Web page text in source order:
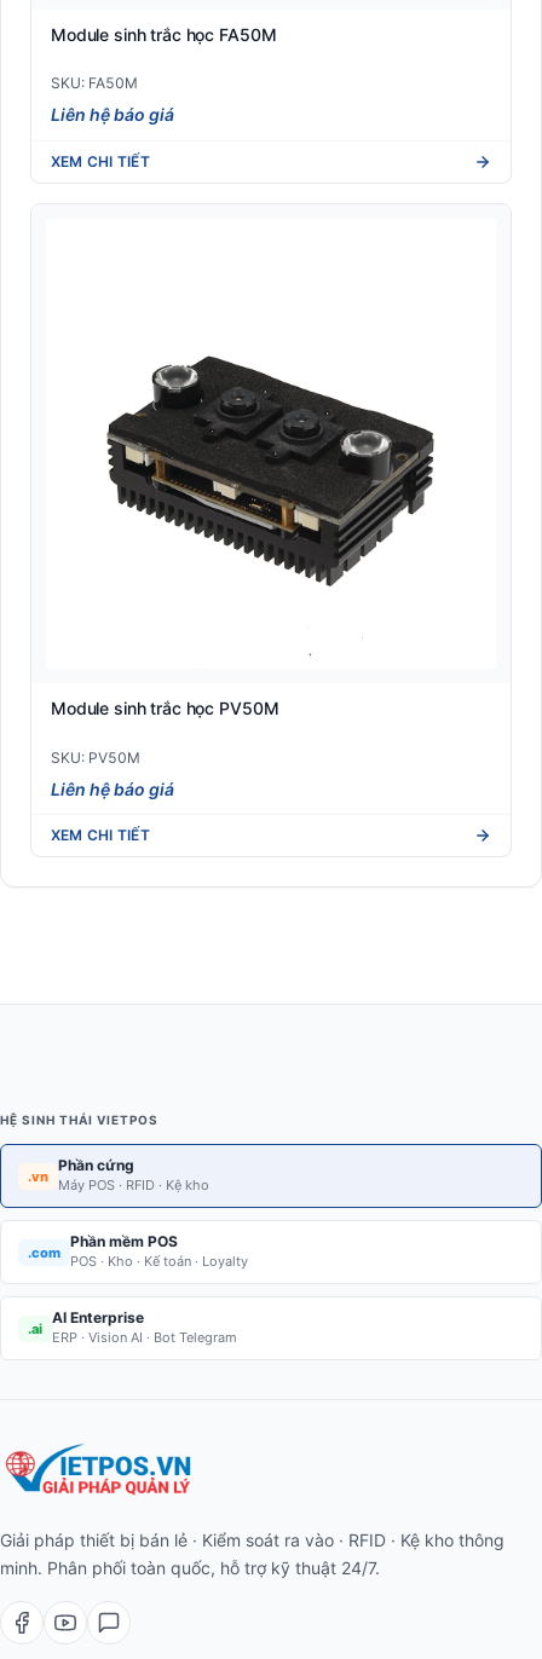
Module sinh trắc học FA50M
SKU: FA50M
Liên hệ báo giá
XEM CHI TIẾT
Module sinh trắc học PV50M
SKU: PV50M
Liên hệ báo giá
XEM CHI TIẾT
HỆ SINH THÁI VIETPOS
.vn
Phần cứng
Máy POS · RFID · Kệ kho
.com
Phần mềm POS
POS · Kho · Kế toán · Loyalty
.ai
AI Enterprise
ERP · Vision AI · Bot Telegram
Giải pháp thiết bị bán lẻ · Kiểm soát ra vào · RFID · Kệ kho thông
minh. Phân phối toàn quốc, hỗ trợ kỹ thuật 24/7.